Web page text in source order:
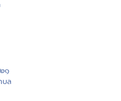
๑
บล